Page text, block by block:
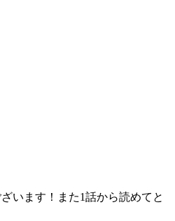
います！また1話から読めてと